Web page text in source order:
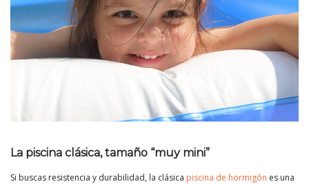
La piscina clásica, tamaño “muy mini”
Si buscas resistencia y durabilidad, la clásica piscina de hormigón es una